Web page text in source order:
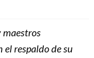
maestros
el respaldo de su